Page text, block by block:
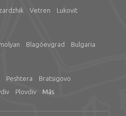
Vetren
Lukovit
Blagóevgrad
Bulgaria
Peshtera
Bratsigovo
Plovdiv Más